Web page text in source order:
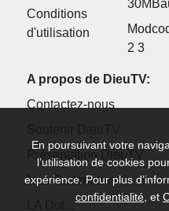
Conditions
d'utilisation
2 3
A propos de DieuTV:
Contactez-nous
Présentation DieuTV
Nos Partenaires
En poursuivant votre
l’utilisation de cookies
expérience. Pour plus
confidentialité , et